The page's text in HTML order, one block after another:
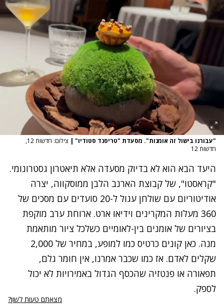
"עבורנו בישול זה אומנות". מסעדת "טריסנד סטודיו" |
צילום: חדשות 12,
חדשות 12
היעד הבא הוא לא בדיוק מסעדה אלא תיאטרון גסטרונומי.
"קראסטו", של קבוצת הארנב הלבן ממוסקווה, יצרה
אודיטוריום עם שולחן עגול ל-20 סועדים עם מסכים של
360 מעלות המקרינים וידיאו ארט. ארוחת ערב מוקפת
בציורים של אומנים בין-לאומיים כשלכל ציור מותאמת
מנה. כאן קונים כרטיס כמו למופע, במחיר של 2,000
שקלים לאדם. אז כמו שכבר אמרנו, אין חומר גלם,
תפאורה או פנטזיה שהכסף הגדול באמירויות לא יכול
לספק.
מצאתם טעות לשון?